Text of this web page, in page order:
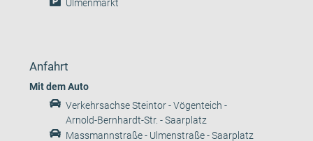
Ulmenmarkt
Anfahrt
Mit dem Auto
Verkehrsachse Steintor - Vögenteich -
Arnold-Bernhardt-Str. - Saarplatz
Massmannstraße - Ulmenstraße - Saarplatz